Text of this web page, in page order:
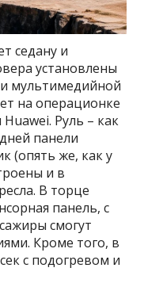
седану и
установлены
мультимедийной
на операционке
Руль – как
панели
(опять же, как у
и в
В торце
панель, с
смогут
Кроме того, в
с подогревом и